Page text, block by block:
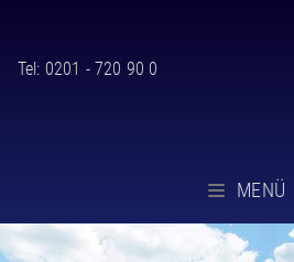
Tel: 0201 - 720 90 0
MENÜ